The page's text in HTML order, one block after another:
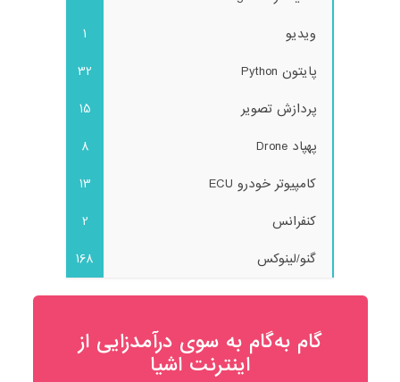
ویدیو
1
پایتون Python
32
پردازش تصویر
15
پهپاد Drone
8
کامپیوتر خودرو ECU
13
کنفرانس
2
گنو/لینوکس
168
گام به‌گام به‌ سوی درآمدزایی از
اینترنت اشیا